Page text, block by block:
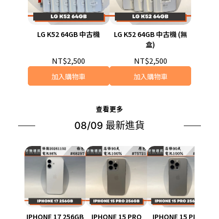
LG K52 64GB 中古機
NT$2,500
加入購物車
LG K52 64GB 中古機 (無
盒)
NT$2,500
加入購物車
查看更多
08/09 最新進貨
IPHONE 17 256GB IPHONE 15 PRO IPHONE 15 PRO